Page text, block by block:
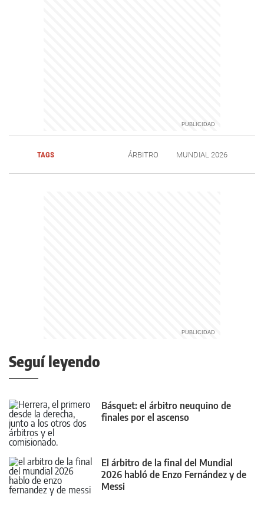
TAGS ÁRBITRO MUNDIAL 2026
Seguí leyendo
Básquet: el árbitro neuquino de
finales por el ascenso
El árbitro de la final del Mundial
2026 habló de Enzo Fernández y de
Messi